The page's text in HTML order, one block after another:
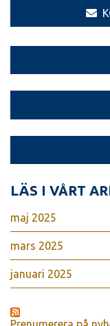
LÄS I VÅRT
maj 2025
mars 2025
januari 2025